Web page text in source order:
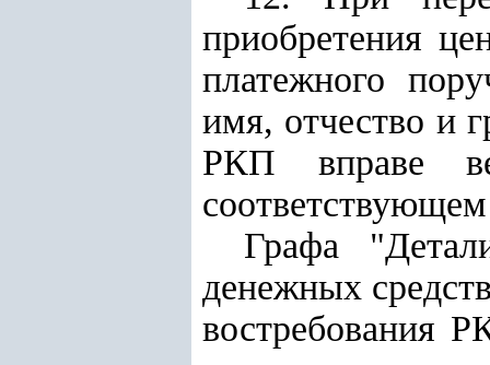
приобретения
платежного
имя, отчество и
РКП вправе
Графа
денежных
востребования